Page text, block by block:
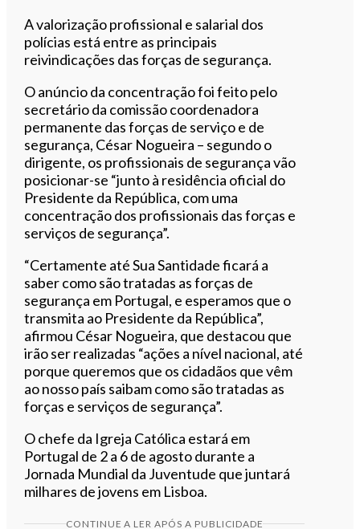
A valorização profissional e salarial dos
polícias está entre as principais
reivindicações das forças de segurança.
O anúncio da concentração foi feito pelo
secretário da comissão coordenadora
permanente das forças de serviço e de
segurança, César Nogueira – segundo o
dirigente, os profissionais de segurança vão
posicionar-se “junto à residência oficial do
Presidente da República, com uma
concentração dos profissionais das forças e
serviços de segurança”.
“Certamente até Sua Santidade ficará a
saber como são tratadas as forças de
segurança em Portugal, e esperamos que o
transmita ao Presidente da República”,
afirmou César Nogueira, que destacou que
irão ser realizadas “ações a nível nacional, até
porque queremos que os cidadãos que vêm
ao nosso país saibam como são tratadas as
forças e serviços de segurança”.
O chefe da Igreja Católica estará em
Portugal de 2 a 6 de agosto durante a
Jornada Mundial da Juventude que juntará
milhares de jovens em Lisboa.
CONTINUE A LER APÓS A PUBLICIDADE